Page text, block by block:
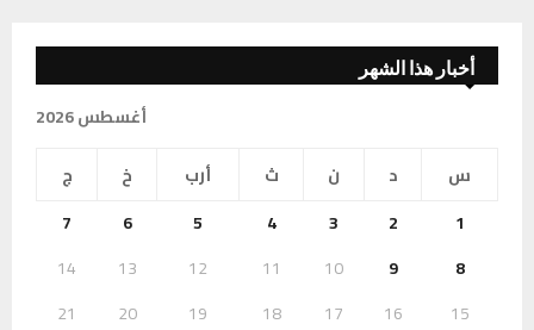
أخبار هذا الشهر
أغسطس 2026
س
د ن ث أرب خ
ج
1
2
3
4
5
6
7
8
9
10
11
12
13
14
15
16
17
18
19
20
21